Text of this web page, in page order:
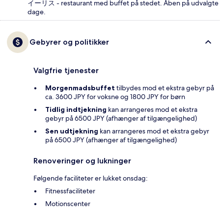
イーリス - restaurant med buffet på stedet. Åben på udvalgte
dage.
Gebyrer og politikker
Valgfrie tjenester
Morgenmadsbuffet tilbydes mod et ekstra gebyr på
ca. 3600 JPY for voksne og 1800 JPY for børn
Tidlig indtjekning kan arrangeres mod et ekstra
gebyr på 6500 JPY (afhænger af tilgængelighed)
Sen udtjekning kan arrangeres mod et ekstra gebyr
på 6500 JPY (afhænger af tilgængelighed)
Renoveringer og lukninger
Følgende faciliteter er lukket onsdag:
Fitnessfaciliteter
Motionscenter